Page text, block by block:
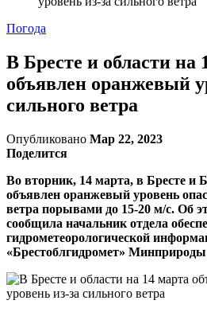
Погода
В Бресте и области на
объявлен оранжевый
сильного ветра
Опубликовано Мар 22, 2023
Поделится
Во вторник, 14 марта, в Бресте и
объявлен оранжевый уровень
ветра порывами до 15-20 м/с. Об
сообщила начальник отдела
гидрометеорологической
«Брестоблгидромет»